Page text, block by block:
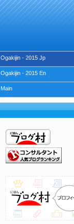
Ogakijin - 2015 Jp
Ogakijin - 2015 En
Main